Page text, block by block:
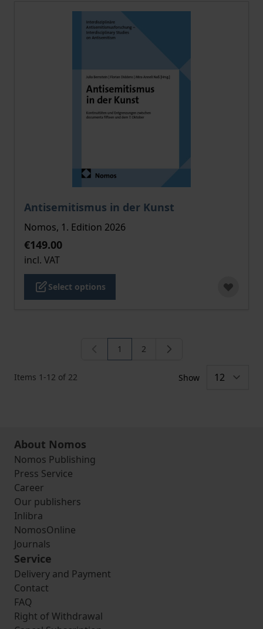
Antisemitismus in der Kunst
The price depends on the options chosen on the
Nomos, 1. Edition 2026
€149.00
incl. VAT
Select options
Items 1 -12 of 22
You're currently reading page
1 Page
2
Show
About Nomos
Nomos Publishing
Press Service
Career
Our publishers
Inlibra
NomosOnline
Journals
Service
Delivery and Payment
Contact
FAQ
Right of Withdrawal